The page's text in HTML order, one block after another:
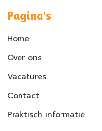
Pagina's
Home
Over ons
Vacatures
Contact
Praktisch informatie